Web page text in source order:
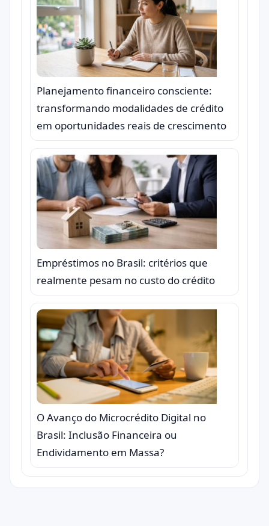
Planejamento financeiro consciente:
transformando modalidades de crédito
em oportunidades reais de crescimento
Empréstimos no Brasil: critérios que
realmente pesam no custo do crédito
O Avanço do Microcrédito Digital no
Brasil: Inclusão Financeira ou
Endividamento em Massa?